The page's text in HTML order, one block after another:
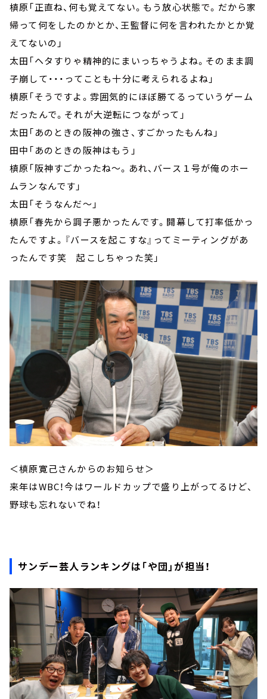
槙原「正直ね、何も覚えてない。もう放心状態で。だから家
帰って何をしたのかとか、王監督に何を言われたかとか覚
えてないの」
太田「ヘタすりゃ精神的にまいっちゃうよね。そのまま調
子崩して・・・ってことも十分に考えられるよね」
槙原「そうですよ。雰囲気的にほぼ勝てるっていうゲーム
だったんで。それが大逆転につながって」
太田「あのときの阪神の強さ、すごかったもんね」
田中「あのときの阪神はもう」
槙原「阪神すごかったね～。あれ、バース１号が俺のホー
ムランなんです」
太田「そうなんだ～」
槙原「春先から調子悪かったんです。開幕して打率低かっ
たんですよ。『バースを起こすな』ってミーティングがあ
ったんです笑 起こしちゃった笑」
＜槙原寛己さんからのお知らせ＞
来年はWBC！今はワールドカップで盛り上がってるけど、
野球も忘れないでね！
サンデー芸人ランキングは「や団」が担当！